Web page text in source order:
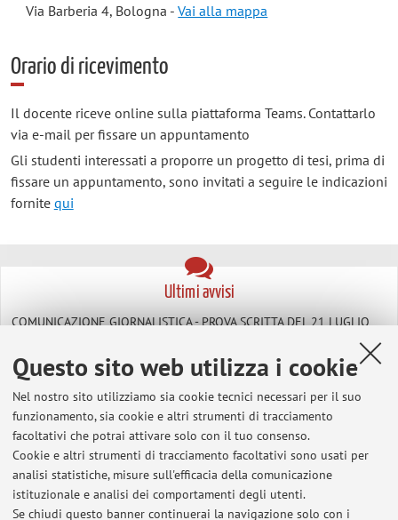
Questo sito web utilizza i cookie
Nel nostro sito utilizziamo sia cookie tecnici necessari per il suo
funzionamento, sia cookie e altri strumenti di tracciamento
facoltativi che potrai attivare solo con il tuo consenso.
Cookie e altri strumenti di tracciamento facoltativi sono usati per
analisi statistiche, misure sull'efficacia della comunicazione
istituzionale e analisi dei comportamenti degli utenti.
Se chiudi questo banner continuerai la navigazione solo con i
Via Barberia 4, Bologna -Vai alla mappa
Orario di ricevimento
Il docente riceve online sulla piattaforma Teams. Contattarlo
via e-mail per fissare un appuntamento
Gli studenti interessati a proporre un progetto di tesi, prima di
fissare un appuntamento, sono invitati a seguire le indicazioni
fornite qui
Ultimi avvisi
COMUNICAZIONE GIORNALISTICA - PROVA SCRITTA DEL 21 LUGLIO
Pubblicato il: 28 luglio 2026
COMUNICAZIONE GIORNALISTICA - PROVA SCRITTA DEL 26 MAGGIO
2026
Pubblicato il: 30 maggio 2026
COMUNICAZIONE GIORNALISTICA - PROVA SCRITTA DEL 24 MARZO
2026
Pubblicato il: 07 aprile 2026